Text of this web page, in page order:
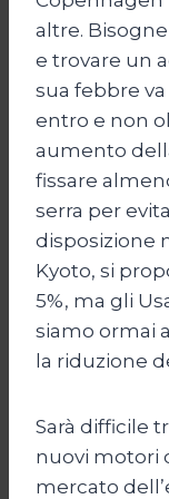
altre.
e trovare un
sua febbre
entro e non
aumento
fissare
serra per
disposizione
Kyoto, si
5%, ma gli
siamo ormai
la riduzione
Sarà difficile
nuovi motori
mercato